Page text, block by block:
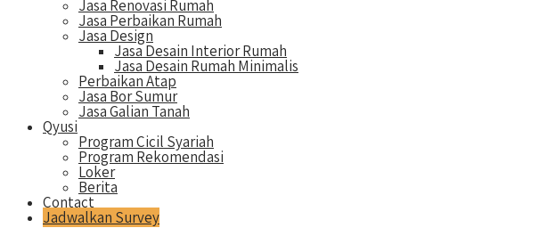
Jasa Renovasi Rumah
Jasa Perbaikan Rumah
Jasa Design
Jasa Desain Interior Rumah
Jasa Desain Rumah Minimalis
Perbaikan Atap
Jasa Bor Sumur
Jasa Galian Tanah
Qyusi
Program Cicil Syariah
Program Rekomendasi
Loker
Berita
Contact
Jadwalkan Survey